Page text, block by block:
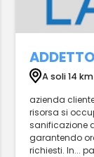
A soli 14
azienda cliente
risorsa si
sanificazione
garantendo
richiesti. In...